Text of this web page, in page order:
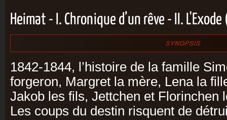
Heimat - I. Chronique d’un rêve - II.
1842-1844, l’histoire de la famille
forgeron, Margret la mère, Lena la
Jakob les fils, Jettchen et Florinchen
Les coups du destin risquent de